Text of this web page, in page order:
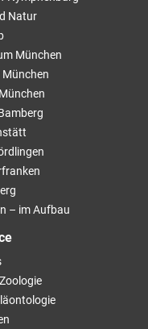
Natur
München
– im Aufbau